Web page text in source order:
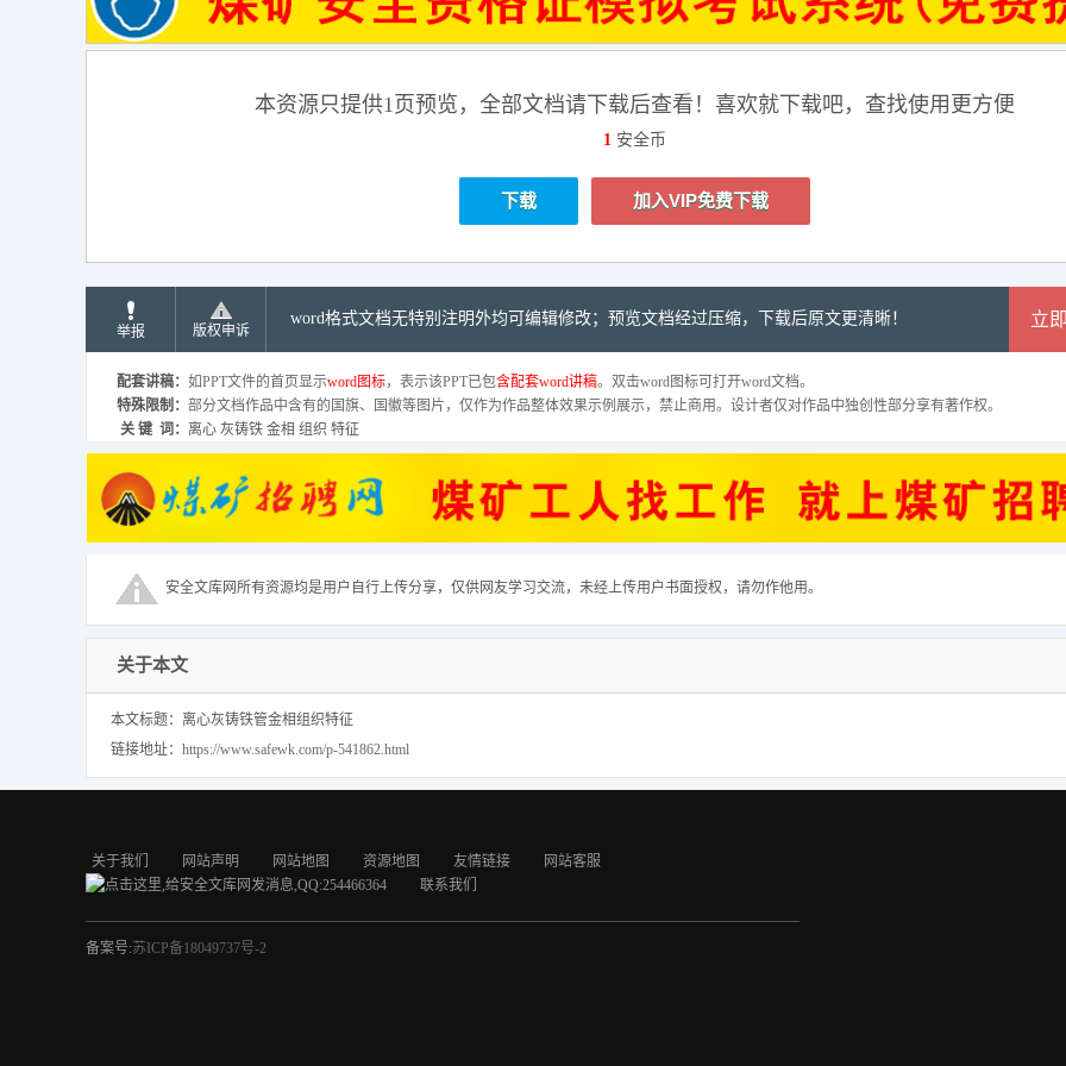
本资源只提供1页预览，全部文档请下载后查看！喜欢就下载吧，查找使用更方便
1安全币
下载 加入VIP免费下载
举报 版权申诉
word格式文档无特别注明外均可编辑修改；预览文档经过压缩，下载后原文更清晰！ 立
配套讲稿： 如PPT文件的首页显示word图标，表示该PPT已包含配套word讲稿。双击word图标可打开word文档。
特殊限制： 部分文档作品中含有的国旗、国徽等图片，仅作为作品整体效果示例展示，禁止商用。设计者仅对作品中独创性部分享有著作权。
关 键 词： 离心 灰铸铁 金相 组织 特征
安全文库网所有资源均是用户自行上传分享，仅供网友学习交流，未经上传用户书面授权，请勿作他用。
关于本文
本文标题：离心灰铸铁管金相组织特征
链接地址： https://www.safewk.com/p-541862.html
关于我们 网站声明 网站地图 资源地图 友情链接
网站客服
联系我们
备案号:苏ICP备18049737号-2